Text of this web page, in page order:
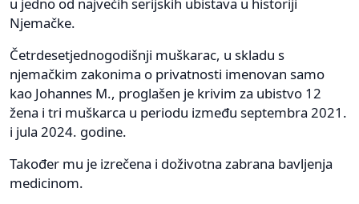
Njemačke.
Četrdesetjednogodišnji muškarac, u skladu s
njemačkim zakonima o privatnosti imenovan samo
kao Johannes M., proglašen je krivim za ubistvo 12
žena i tri muškarca u periodu između septembra 2021.
i jula 2024. godine.
Također mu je izrečena i doživotna zabrana bavljenja
medicinom.